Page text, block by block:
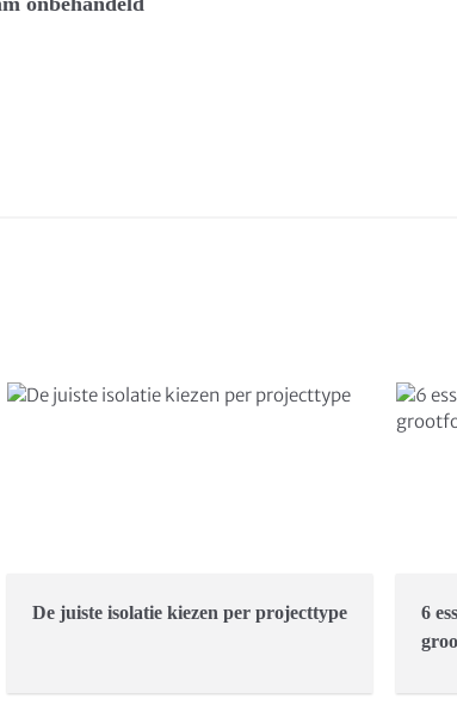
De juiste isolatie kiezen per projecttype
6